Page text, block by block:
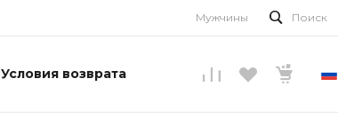
Мужчины Поиск
Условия возврата